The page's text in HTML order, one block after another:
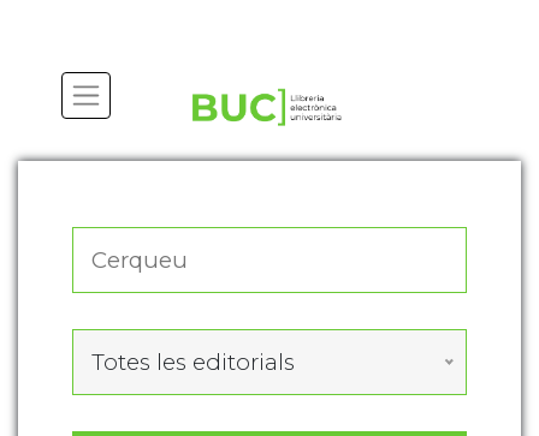
Totes les editorials